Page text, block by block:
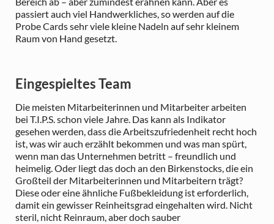
passiert auch viel Handwerkliches, so werden auf die
Probe Cards sehr viele kleine Nadeln auf sehr kleinem
Raum von Hand gesetzt.
Eingespieltes Team
Die meisten Mitarbeiterinnen und Mitarbeiter arbeiten
bei T.I.P.S. schon viele Jahre. Das kann als Indikator
gesehen werden, dass die Arbeitszufriedenheit recht hoch
ist, was wir auch erzählt bekommen und was man spürt,
wenn man das Unternehmen betritt – freundlich und
heimelig. Oder liegt das doch an den Birkenstocks, die ein
Großteil der Mitarbeiterinnen und Mitarbeitern trägt?
Diese oder eine ähnliche Fußbekleidung ist erforderlich,
damit ein gewisser Reinheitsgrad eingehalten wird. Nicht
steril, nicht Reinraum, aber doch sauber